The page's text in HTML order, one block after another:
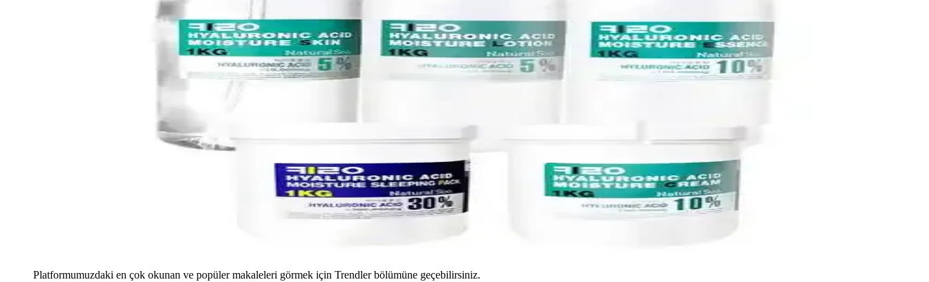
Platformumuzdaki en çok okunan ve popüler makaleleri görmek için Trendler bölümüne geçebilirsiniz.